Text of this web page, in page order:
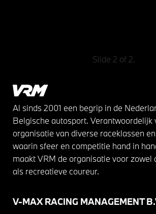
Slide 2 of 2.
Al sinds 2001 een begrip in de
Belgische autosport. Verantwoordelijk
organisatie van diverse raceklassen
waarin sfeer en competitie hand in
maakt VRM de organisatie voor zowel
als recreatieve coureur.
V-MAX RACING MANAGEMENT